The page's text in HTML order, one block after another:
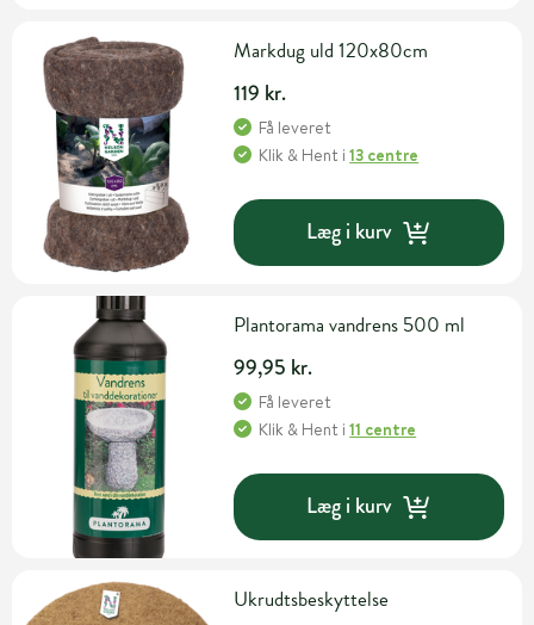
Markdug uld 120x80cm
119 kr.
Få leveret
Klik & Hent i13 centre
Læg i kurv
Plantorama vandrens 500 ml
99,95 kr.
Få leveret
Klik & Hent i11 centre
Læg i kurv
Ukrudtsbeskyttelse